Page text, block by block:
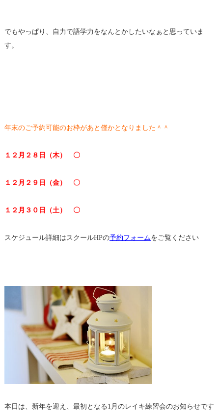
でもやっぱり、自力で語学力をなんとかしたいなぁと思っていま
す。
年末のご予約可能のお枠があと僅かとなりました＾＾
１２月２８日（木） 〇
１２月２９日（金） 〇
１２月３０日（土） 〇
スケジュール詳細はスクールHPの予約フォームをご覧ください
本日は、新年を迎え、最初となる1月のレイキ練習会のお知らせです